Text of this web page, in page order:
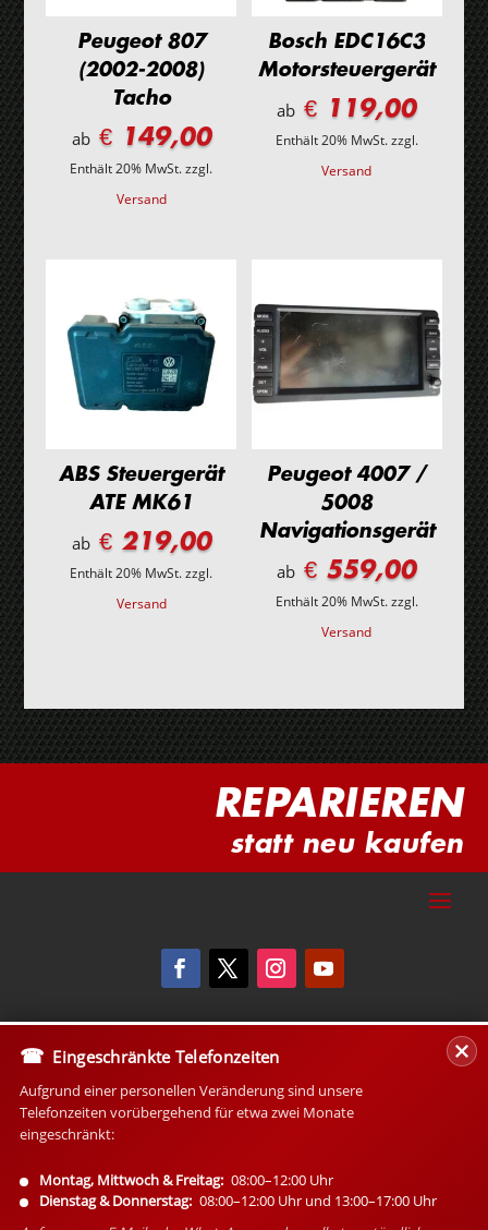
Peugeot 807
(2002-2008)
Tacho
ab€ 149,00
Enthält 20% MwSt.zzgl.
Versand
Bosch EDC16C3
Motorsteuergerät
ab € 119,00
Enthält 20% MwSt.zzgl.
Versand
ABS Steuergerät
ATE MK61
ab€ 219,00
Enthält 20% MwSt.zzgl.
Versand
Peugeot 4007 /
5008
Navigationsgerät
ab € 559,00
Enthält 20% MwSt.zzgl.
Versand
REPARIEREN
statt neu kaufen
Eingeschränkte Telefonzeiten
Aufgrund einer personellen Veränderung sind unsere
Telefonzeiten vorübergehend für etwa zwei Monate
eingeschränkt:
Montag, Mittwoch & Freitag: 08:00–12:00 Uhr
Dienstag & Donnerstag: 08:00–12:00 Uhr und 13:00–17:00 Uhr